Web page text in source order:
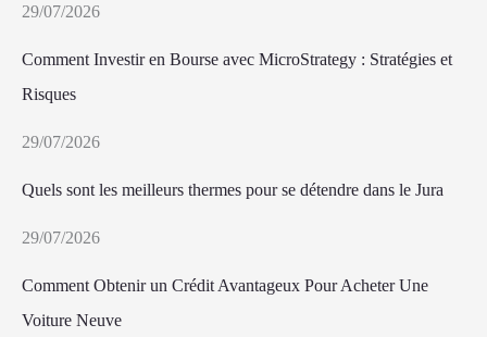
29/07/2026
Comment Investir en Bourse avec MicroStrategy : Stratégies et
Risques
29/07/2026
Quels sont les meilleurs thermes pour se détendre dans le Jura
29/07/2026
Comment Obtenir un Crédit Avantageux Pour Acheter Une
Voiture Neuve